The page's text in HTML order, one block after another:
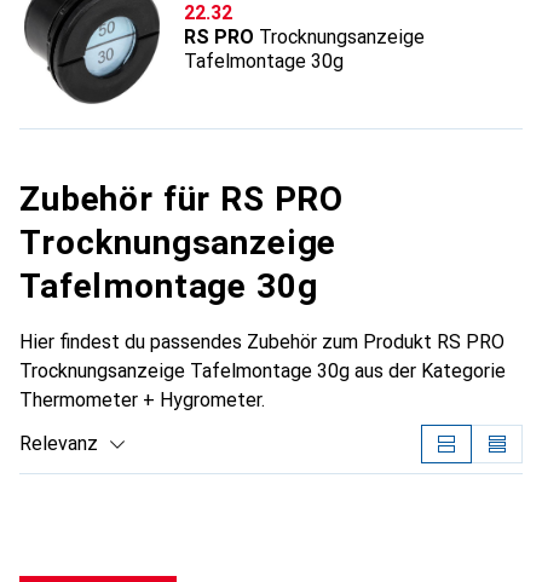
CHF
22.32
RS PRO Trocknungsanzeige
Tafelmontage 30g
Zubehör für RS PRO
Trocknungsanzeige
Tafelmontage 30g
Hier findest du passendes Zubehör zum Produkt RS PRO
Trocknungsanzeige Tafelmontage 30g aus der Kategorie
Thermometer + Hygrometer.
Relevanz